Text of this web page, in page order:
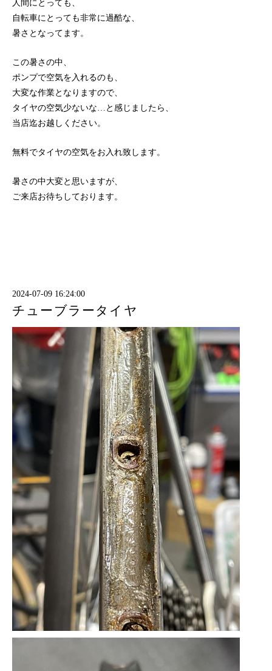
人間にとっても、
自転車にとっても非常に過酷な、
暑さとなってます。
この暑さの中、
ポンプで空気を入れるのも、
大変な作業となりますので、
タイヤの空気少ないな…と感じましたら、
当店迄お越しください。
無料でタイヤの空気をお入れ致します。
暑さの中大変と思いますが、
ご来店お待ちしております。
2024-07-09 16:24:00
チューブラータイヤ